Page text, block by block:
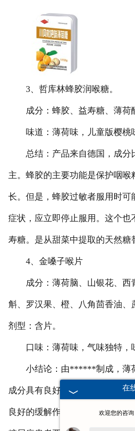
3、哲库林蜂胶润喉糖。
成分：蜂胶、益寿糖、薄荷
味道：薄荷味，儿童版樱桃
总结：产品来自德国，成分
主。蜂胶的主要功能是保护咽
长。但是，蜂胶过敏者服用时可
症状，应立即停止服用。这个也
寿糖。是从甜菜中提取的天然糖
4、金嗓子喉片
成分：薄荷脑、山银花、西
斛、罗汉果、橙、八角茴香油、
剂型：含片。
口味：薄荷味，气味独特，
小结论：由******制成，薄
成分具有良好的利咽作用，对急
良好的缓解作用。糖主要是蔗糖
在
欢迎您的咨